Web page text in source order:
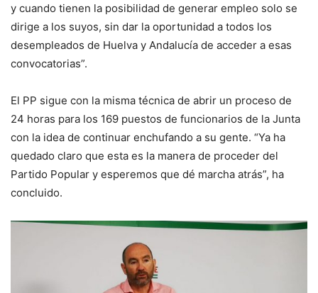
y cuando tienen la posibilidad de generar empleo solo se
dirige a los suyos, sin dar la oportunidad a todos los
desempleados de Huelva y Andalucía de acceder a esas
convocatorias”.
El PP sigue con la misma técnica de abrir un proceso de
24 horas para los 169 puestos de funcionarios de la Junta
con la idea de continuar enchufando a su gente. “Ya ha
quedado claro que esta es la manera de proceder del
Partido Popular y esperemos que dé marcha atrás”, ha
concluido.